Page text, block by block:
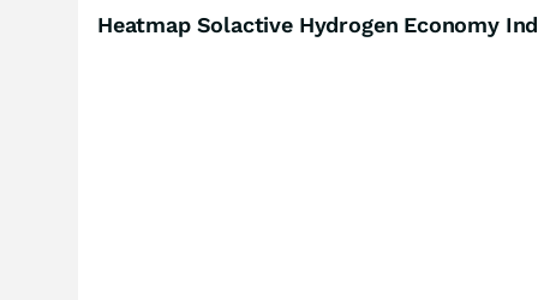
Heatmap Solactive Hydrogen Economy